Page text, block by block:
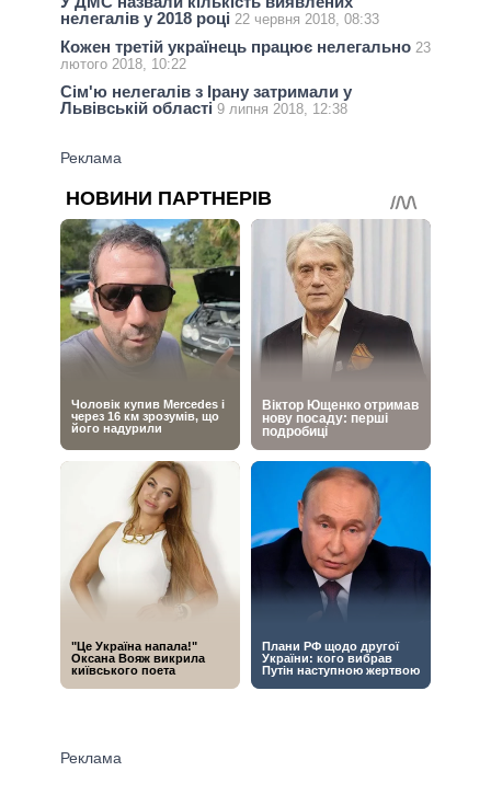
нелегалів у 2018 році 22 червня 2018, 08:33
Кожен третій українець працює нелегально 23
лютого 2018, 10:22
Сім'ю нелегалів з Ірану затримали у
Львівській області 9 липня 2018, 12:38